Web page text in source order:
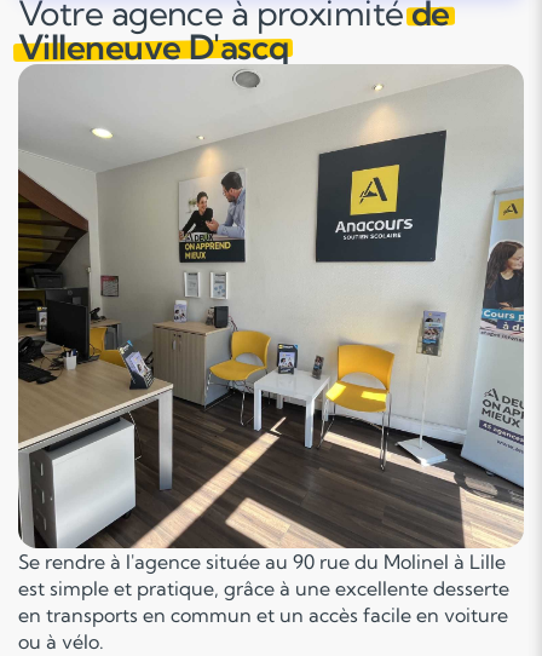
Votre agence à proximitéde
Villeneuve D'ascq
Se rendre à l'agence située au 90 rue du Molinel à Lille
est simple et pratique, grâce à une excellente desserte
en transports en commun et un accès facile en voiture
ou à vélo.